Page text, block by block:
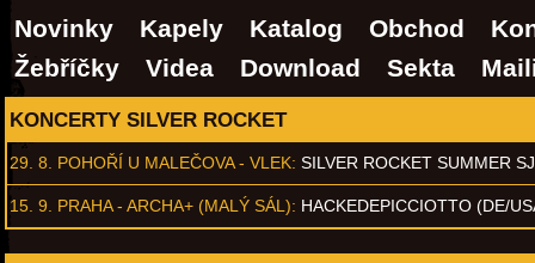
Novinky Kapely Katalog Obchod
Žebříčky
Videa Download Sekta
KONCERTY SILVER ROCKET
29. 8. POHOŘÍ U MALEČOVA - VLEK: SILVER ROCKET SUMMER
15. 9. PRAHA - ARCHA+ (MALÝ SÁL): HACKEDEPICCIOTTO (DE/